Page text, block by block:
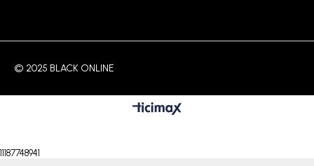
© 2025 BLACK ONLINE
11187748941